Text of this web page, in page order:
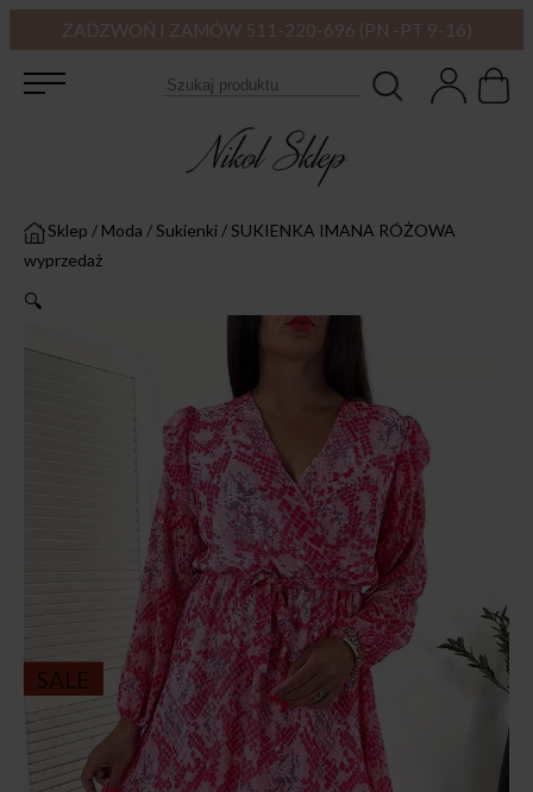
ZADZWOŃ I ZAMÓW 511-220-696 (PN -PT 9-16)
Sklep / Moda /Sukienki /SUKIENKA IMANA RÓŻOWA
wyprzedaż
🔍
SALE